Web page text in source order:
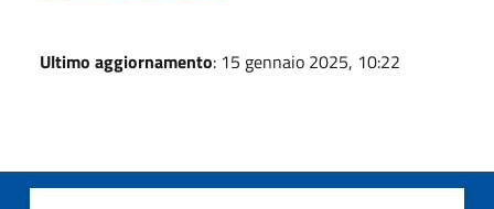
Ultimo aggiornamento: 15 gennaio 2025, 10:22